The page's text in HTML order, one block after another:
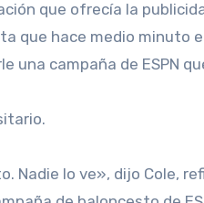
que ofrecía la
que hace medio minuto
una campaña de ESPN
Nadie lo ve», dijo Cole,